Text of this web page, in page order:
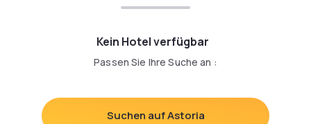
Kein Hotel verfügbar
Passen Sie Ihre Suche an :
Suchen auf Astoria